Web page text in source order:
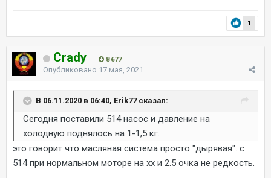
1
Crady 8 677
Опубликовано 17 мая, 2021
В 06.11.2020 в 06:40, Erik77 сказал:
Сегодня поставили 514 насос и давление на
холодную поднялось на 1-1,5 кг.
это говорит что масляная система просто "дырявая". с
514 при нормальном моторе на хх и 2.5 очка не редкость.